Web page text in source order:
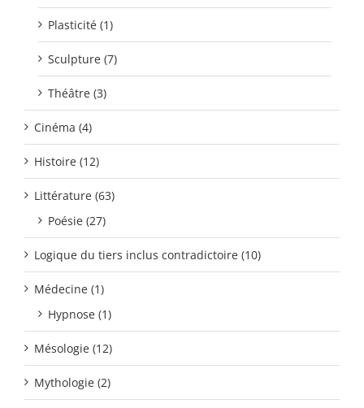
Plasticité (1)
Sculpture (7)
Théâtre (3)
Cinéma (4)
Histoire (12)
Littérature (63)
Poésie (27)
Logique du tiers inclus contradictoire (10)
Médecine (1)
Hypnose (1)
Mésologie (12)
Mythologie (2)